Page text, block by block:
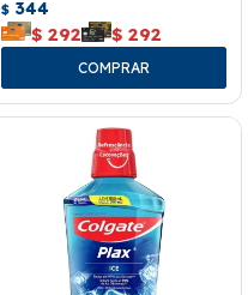
$ 344
$ 292 $ 292